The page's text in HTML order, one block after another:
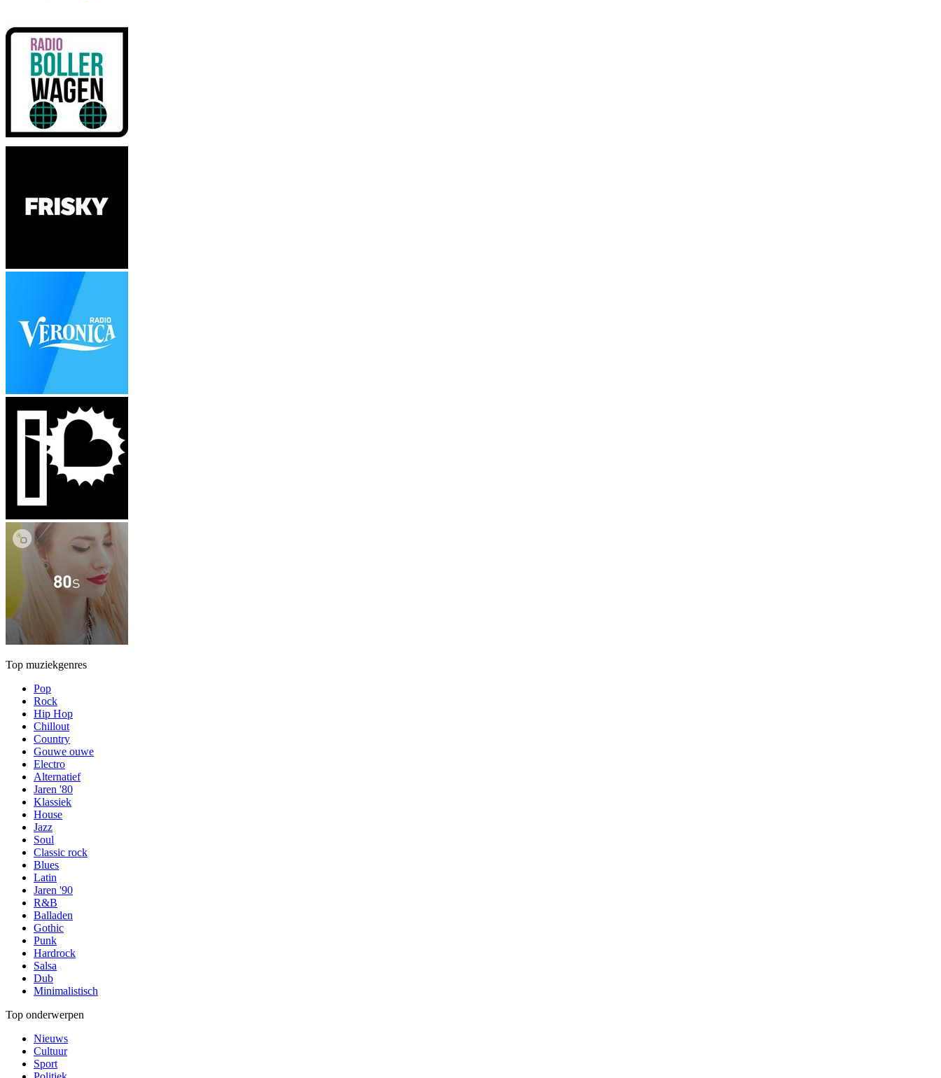
Top muziekgenres
Pop
Rock
Hip Hop
Chillout
Country
Gouwe ouwe
Electro
Alternatief
Jaren '80
Klassiek
House
Jazz
Soul
Classic rock
Blues
Latin
Jaren '90
R&B
Balladen
Gothic
Punk
Hardrock
Salsa
Dub
Minimalistisch
Top onderwerpen
Nieuws
Cultuur
Sport